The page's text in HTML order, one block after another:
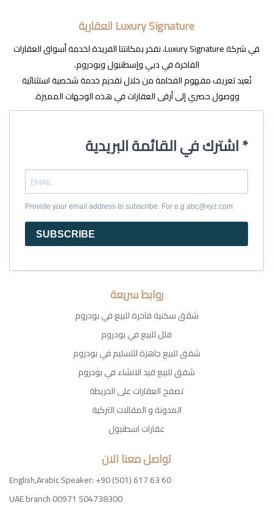
Luxury Signature العقارية
في شركة Luxury Signature، نفخر بمكانتنا الفريدة لخدمة أسواق العقارات
الفاخرة في دبي وإسطنبول وبودروم.
نُعيد تعريف مفهوم الفخامة من خلال تقديم خدمة شخصية استثنائية
ووصول حصري إلى أرقى العقارات في هذه الوجهات المميزة.
اشترك في القائمة البريدية *
Provide your email address to subscribe. For e.g abc@xyz.com
SUBSCRIBE
روابط سريعة
شقق سكنية فاخرة للبيع في بودروم
فلل للبيع في بودروم
شقق للبيع جاهزة للتسليم في بودروم
شقق للبيع قيد الانشاء في بودروم
تصفح العقارات على الخريطة
المدونة و المقالات التركية
عقارات اسطنبول
تواصل معنا الان
English,Arabic Speaker: +90 (501) 617 63 60
UAE branch 00971 504738300